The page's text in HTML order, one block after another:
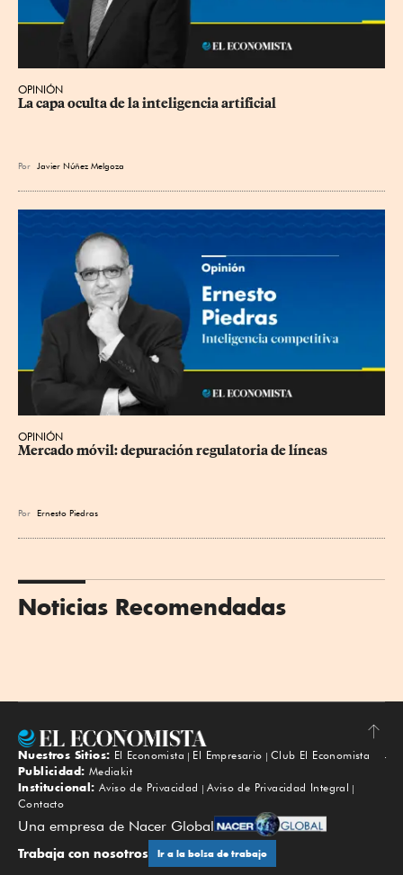
OPINIÓN
La capa oculta de la inteligencia artificial
Por Javier Núñez Melgoza
OPINIÓN
Mercado móvil: depuración regulatoria de líneas
Por Ernesto Piedras
Noticias Recomendadas
Subir
Nuestros Sitios: El Economista El Empresario
Club El Economista
Publicidad: Mediakit
Institucional: Aviso de Privacidad
Aviso de Privacidad Integral
Contacto
Una empresa de Nacer Global
Trabaja con nosotros Ir a la bolsa de trabajo